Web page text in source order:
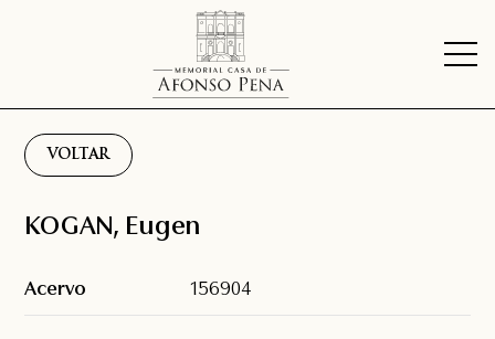
VOLTAR
KOGAN, Eugen
Acervo 156904